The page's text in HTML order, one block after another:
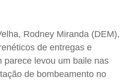
Rodney Miranda (DEM),
de entregas e
parece levou um baile nas
de bombeamento no